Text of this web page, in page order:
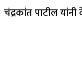
चंद्रकांत पाटील